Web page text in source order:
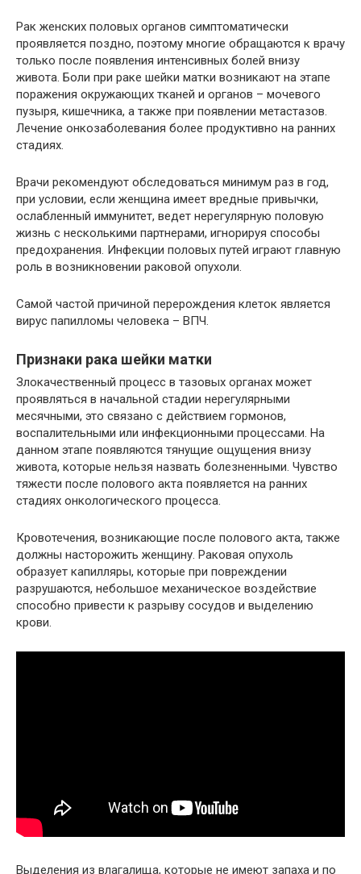
Рак женских половых органов симптоматически
проявляется поздно, поэтому многие обращаются к врачу
только после появления интенсивных болей внизу
живота. Боли при раке шейки матки возникают на этапе
поражения окружающих тканей и органов – мочевого
пузыря, кишечника, а также при появлении метастазов.
Лечение онкозаболевания более продуктивно на ранних
стадиях.
Врачи рекомендуют обследоваться минимум раз в год,
при условии, если женщина имеет вредные привычки,
ослабленный иммунитет, ведет нерегулярную половую
жизнь с несколькими партнерами, игнорируя способы
предохранения. Инфекции половых путей играют главную
роль в возникновении раковой опухоли.
Самой частой причиной перерождения клеток является
вирус папилломы человека – ВПЧ.
Признаки рака шейки матки
Злокачественный процесс в тазовых органах может
проявляться в начальной стадии нерегулярными
месячными, это связано с действием гормонов,
воспалительными или инфекционными процессами. На
данном этапе появляются тянущие ощущения внизу
живота, которые нельзя назвать болезненными. Чувство
тяжести после полового акта появляется на ранних
стадиях онкологического процесса.
Кровотечения, возникающие после полового акта, также
должны насторожить женщину. Раковая опухоль
образует капилляры, которые при повреждении
разрушаются, небольшое механическое воздействие
способно привести к разрыву сосудов и выделению
крови.
Выделения из влагалища, которые не имеют запаха и по